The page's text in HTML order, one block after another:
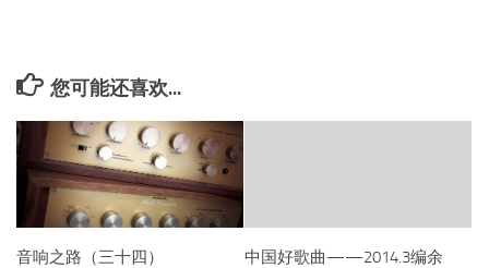
您可能还喜欢...
音响之路（三十四）
中国好歌曲——2014.3编余